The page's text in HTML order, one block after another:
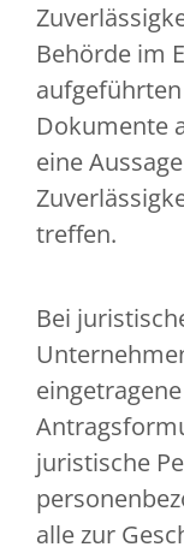
Behörde im
Dokumente
eine
treffen.
Bei
juristische
alle zur